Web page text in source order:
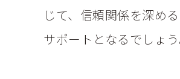
じて、信頼関係を深め
サポートとなるでしょう